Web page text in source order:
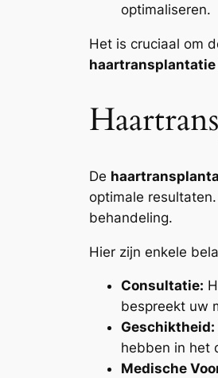
optimaliseren.
Het is cruciaal om
haartransplantatie
De
optimale
behandeling.
Hier zijn enkele
Consultatie:
bespreekt uw
Geschiktheid:
hebben in het
Medische